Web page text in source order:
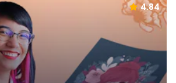
4.84